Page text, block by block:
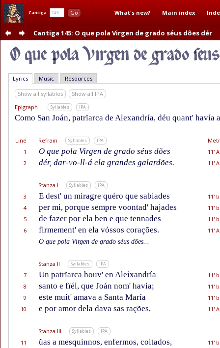
Cantiga Go What's new? Main index
Cantiga 145: O que pola Virgen de grado séus dões dér
Lyrics Music Resources
Show all syllables
Show all IPA
Epigraph
Syllables IPA
Como San Joán, patrïarca de Alexandría, déu quant' havía
Line Refrain Syllables IPA
1
O que pola Virgen de grado séus dões
11' A
2
dér, dar-vo-ll-á ela grandes galardões. 11' A
Stanza I Syllables IPA
3 E dest' un miragre quéro que sabiades
11' b
4
per mi, porque sempre voontad' hajades
11' b
5
de fazer por ela ben e que tennades
11' b
6
firmement' en ela vóssos corações.
11' A
O que pola Virgen de grado séus dões...
Stanza II Syllables IPA
7 Un patrïarca houv' en Aleixandría
11' b
8
santo e fïél, que Joán nom' havía;
11' b
9
este muit' amava a Santa María
11' b
10
e por amor dela dava sas rações, 11' A
Stanza III Syllables IPA
11 ũas a mesquinnos, enfermos, coitados,
11' b